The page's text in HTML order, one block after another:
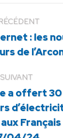
Article
précédent
: les
de
SUIVANT
Article
suivant
a offert
Français